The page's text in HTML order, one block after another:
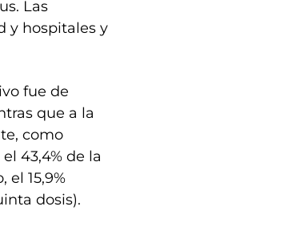
Las
y hospitales y
fue de
que a la
como
43,4% de la
15,9%
dosis).